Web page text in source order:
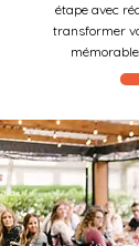
étape avec
transformer